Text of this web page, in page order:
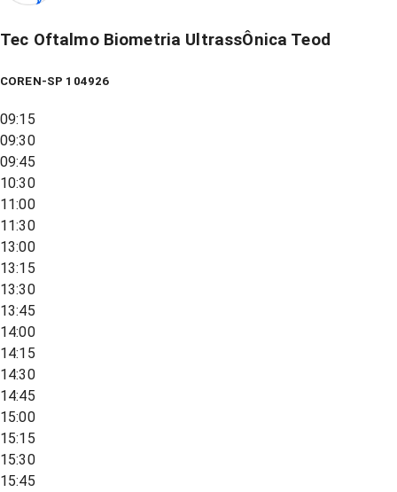
Tec Oftalmo Biometria UltrassÔnica Teod
COREN-SP 104926
09:15
09:30
09:45
10:30
11:00
11:30
13:00
13:15
13:30
13:45
14:00
14:15
14:30
14:45
15:00
15:15
15:30
15:45